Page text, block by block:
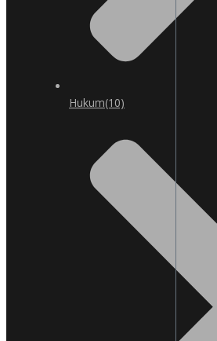
Hukum(10)